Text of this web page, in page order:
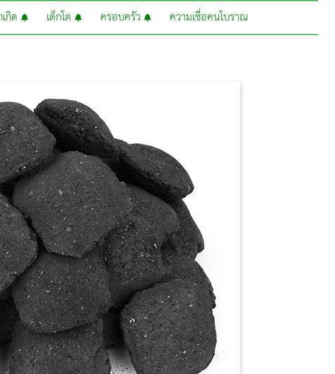
กิด เด็กโต ครอบครัว ความเชื่อคนโบราณ